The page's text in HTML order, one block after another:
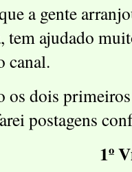
a gente
tem ajudado
canal.
os dois
postagens
1º